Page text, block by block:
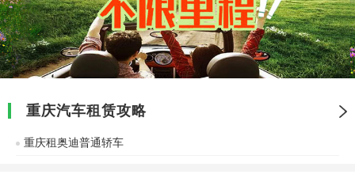
重庆汽车租赁攻略
重庆租奥迪普通轿车